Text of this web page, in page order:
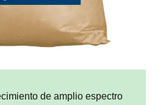
de amplio espectro